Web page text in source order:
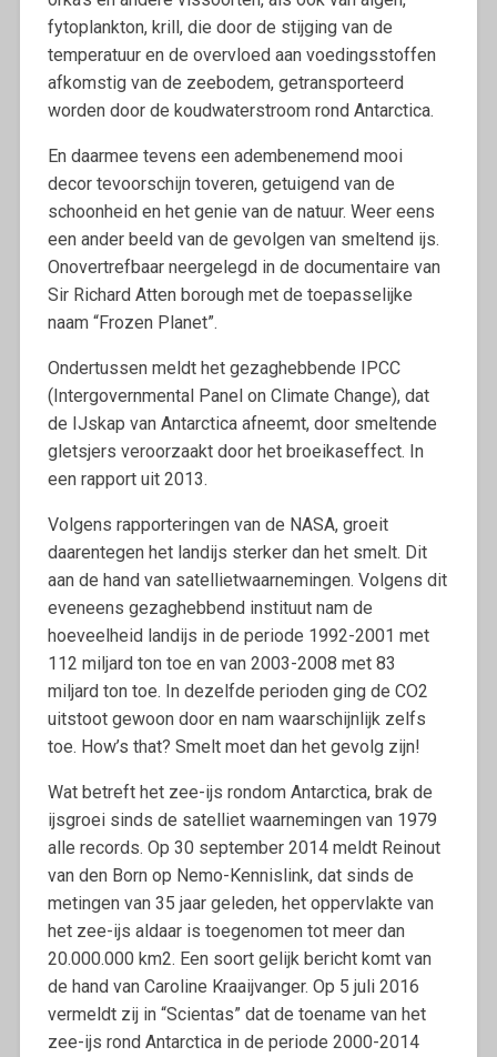
fytoplankton, krill, die door de stijging van de
temperatuur en de overvloed aan voedingsstoffen
afkomstig van de zeebodem, getransporteerd
worden door de koudwaterstroom rond Antarctica.
En daarmee tevens een adembenemend mooi
decor tevoorschijn toveren, getuigend van de
schoonheid en het genie van de natuur. Weer eens
een ander beeld van de gevolgen van smeltend ijs.
Onovertrefbaar neergelegd in de documentaire van
Sir Richard Atten borough met de toepasselijke
naam “Frozen Planet”.
Ondertussen meldt het gezaghebbende IPCC
(Intergovernmental Panel on Climate Change), dat
de IJskap van Antarctica afneemt, door smeltende
gletsjers veroorzaakt door het broeikaseffect. In
een rapport uit 2013.
Volgens rapporteringen van de NASA, groeit
daarentegen het landijs sterker dan het smelt. Dit
aan de hand van satellietwaarnemingen. Volgens dit
eveneens gezaghebbend instituut nam de
hoeveelheid landijs in de periode 1992-2001 met
112 miljard ton toe en van 2003-2008 met 83
miljard ton toe. In dezelfde perioden ging de CO2
uitstoot gewoon door en nam waarschijnlijk zelfs
toe. How’s that? Smelt moet dan het gevolg zijn!
Wat betreft het zee-ijs rondom Antarctica, brak de
ijsgroei sinds de satelliet waarnemingen van 1979
alle records. Op 30 september 2014 meldt Reinout
van den Born op Nemo-Kennislink, dat sinds de
metingen van 35 jaar geleden, het oppervlakte van
het zee-ijs aldaar is toegenomen tot meer dan
20.000.000 km2. Een soort gelijk bericht komt van
de hand van Caroline Kraaijvanger. Op 5 juli 2016
vermeldt zij in “Scientas” dat de toename van het
zee-ijs rond Antarctica in de periode 2000-2014